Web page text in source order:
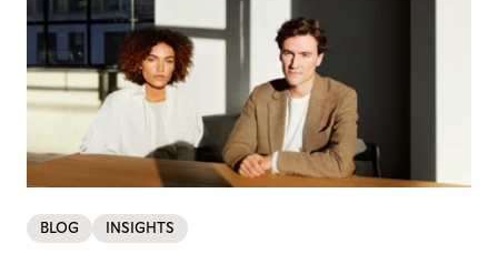
BLOG INSIGHTS